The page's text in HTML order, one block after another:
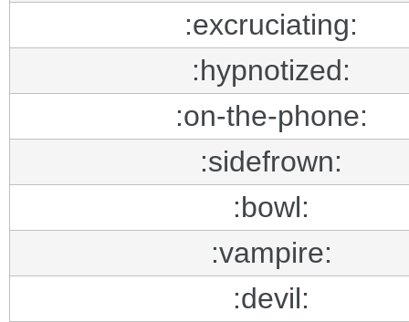
:excruciating:
:hypnotized:
:on-the-phone:
:sidefrown:
:bowl:
:vampire:
:devil: